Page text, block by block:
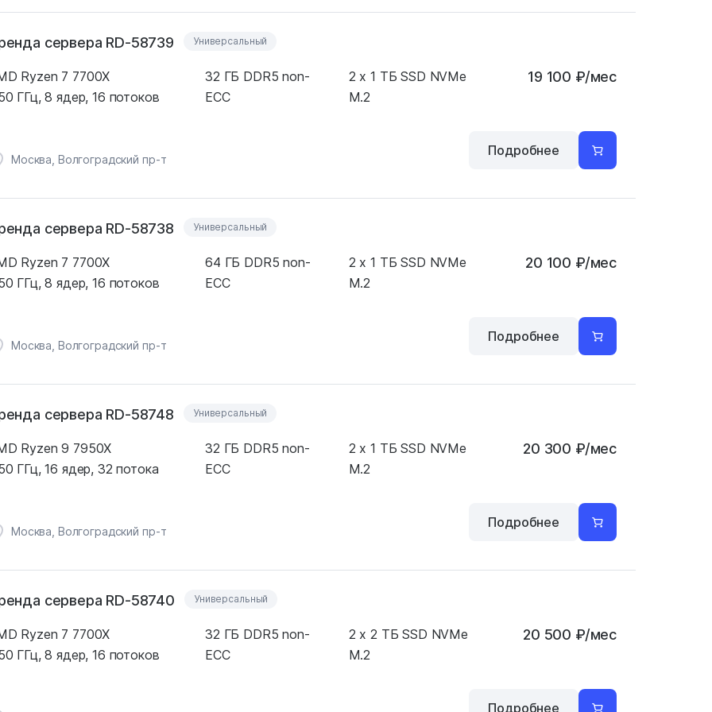
сервера RD-58739 Универсальный
Ryzen 7 7700X
ГГц, 8 ядер, 16 потоков
32 ГБ DDR5 non-
ECC
2 x 1 ТБ SSD NVMe
M.2
19 100 ₽/мес
Москва, Волгоградский пр-т
Подробнее
сервера RD-58738 Универсальный
Ryzen 7 7700X
ГГц, 8 ядер, 16 потоков
64 ГБ DDR5 non-
ECC
2 x 1 ТБ SSD NVMe
M.2
20 100 ₽/мес
Москва, Волгоградский пр-т
Подробнее
сервера RD-58748 Универсальный
Ryzen 9 7950X
ГГц, 16 ядер, 32 потока
32 ГБ DDR5 non-
ECC
2 x 1 ТБ SSD NVMe
M.2
20 300 ₽/мес
Москва, Волгоградский пр-т
Подробнее
сервера RD-58740 Универсальный
Ryzen 7 7700X
ГГц, 8 ядер, 16 потоков
32 ГБ DDR5 non-
ECC
2 x 2 ТБ SSD NVMe
M.2
20 500 ₽/мес
Подробнее